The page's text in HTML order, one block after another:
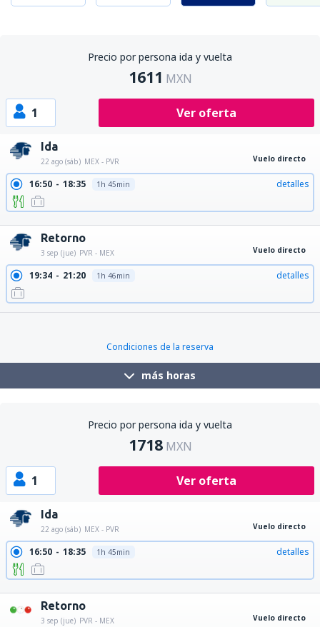
Precio por persona ida y vuelta
1611 MXN
1 Ver oferta
Ida
22 ago (sáb) MEX - PVR Vuelo directo
16:50 18:35 1h 45min detalles
Retorno
3 sep (jue) PVR - MEX Vuelo directo
19:34 21:20 1h 46min detalles
Condiciones de la reserva
más horas
Precio por persona ida y vuelta
1718 MXN
1 Ver oferta
Ida
22 ago (sáb) MEX - PVR Vuelo directo
16:50 18:35 1h 45min detalles
Retorno
3 sep (jue) PVR - MEX Vuelo directo